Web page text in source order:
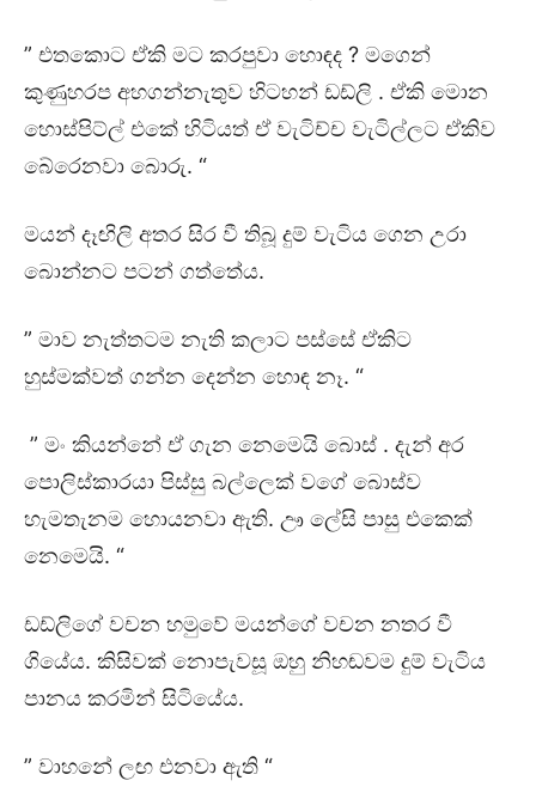
” එතකොට ඒකි මට කරපුවා හොඳද ? මගෙන්
කුණුහරප අහගන්නැතුව හිටහන් ඩඩ්ලි . ඒකි මොන
හොස්පිට්ල් එකේ හිටියත් ඒ වැටිච්ච වැටිල්ලට ඒකිව
බේරෙනවා බොරු. “
මයන් දෑඟිලි අතර සිර වී තිබූ දුම් වැටිය ගෙන උරා
බොන්නට පටන් ගත්තේය.
” මාව නැත්තටම නැති කලාට පස්සේ ඒකිට
හුස්මක්වත් ගන්න දෙන්න හොඳ නෑ. “
” මං කියන්නේ ඒ ගැන නෙමෙයි බොස් . දැන් අර
පොලිස්කාරයා පිස්සු බල්ලෙක් වගේ බොස්ව
හැමතැනම හොයනවා ඇති. ඌ ලේසි පාසු එකෙක්
නෙමෙයි. “
ඩඩ්ලිගේ වචන හමුවේ මයන්ගේ වචන නතර වී
ගියේය. කිසිවක් නොපැවසූ ඔහු නිහඬවම දුම් වැටිය
පානය කරමින් සිටියේය.
” වාහනේ ලඟ එනවා ඇති “